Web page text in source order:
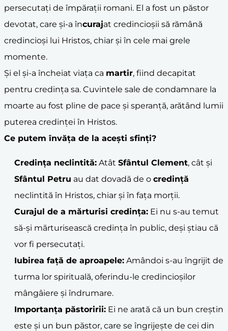
persecutați de împărații romani. El a fost un păstor
devotat, care și-a încurajat credincioșii să rămână
credincioși lui Hristos, chiar și în cele mai grele
momente.
Și el și-a încheiat viața ca martir, fiind decapitat
pentru credința sa. Cuvintele sale de condamnare la
moarte au fost pline de pace și speranță, arătând lumii
puterea credinței în Hristos.
Ce putem învăța de la acești sfinți?
Credința neclintită: Atât Sfântul Clement, cât și
Sfântul Petru au dat dovadă de o credință
neclintită în Hristos, chiar și în fața morții.
Curajul de a mărturisi credința: Ei nu s-au temut
să-și mărturisească credința în public, deși știau că
vor fi persecutați.
Iubirea față de aproapele: Amândoi s-au îngrijit de
turma lor spirituală, oferindu-le credincioșilor
mângâiere și îndrumare.
Importanța păstoririi: Ei ne arată că un bun creștin
este și un bun păstor, care se îngrijește de cei din